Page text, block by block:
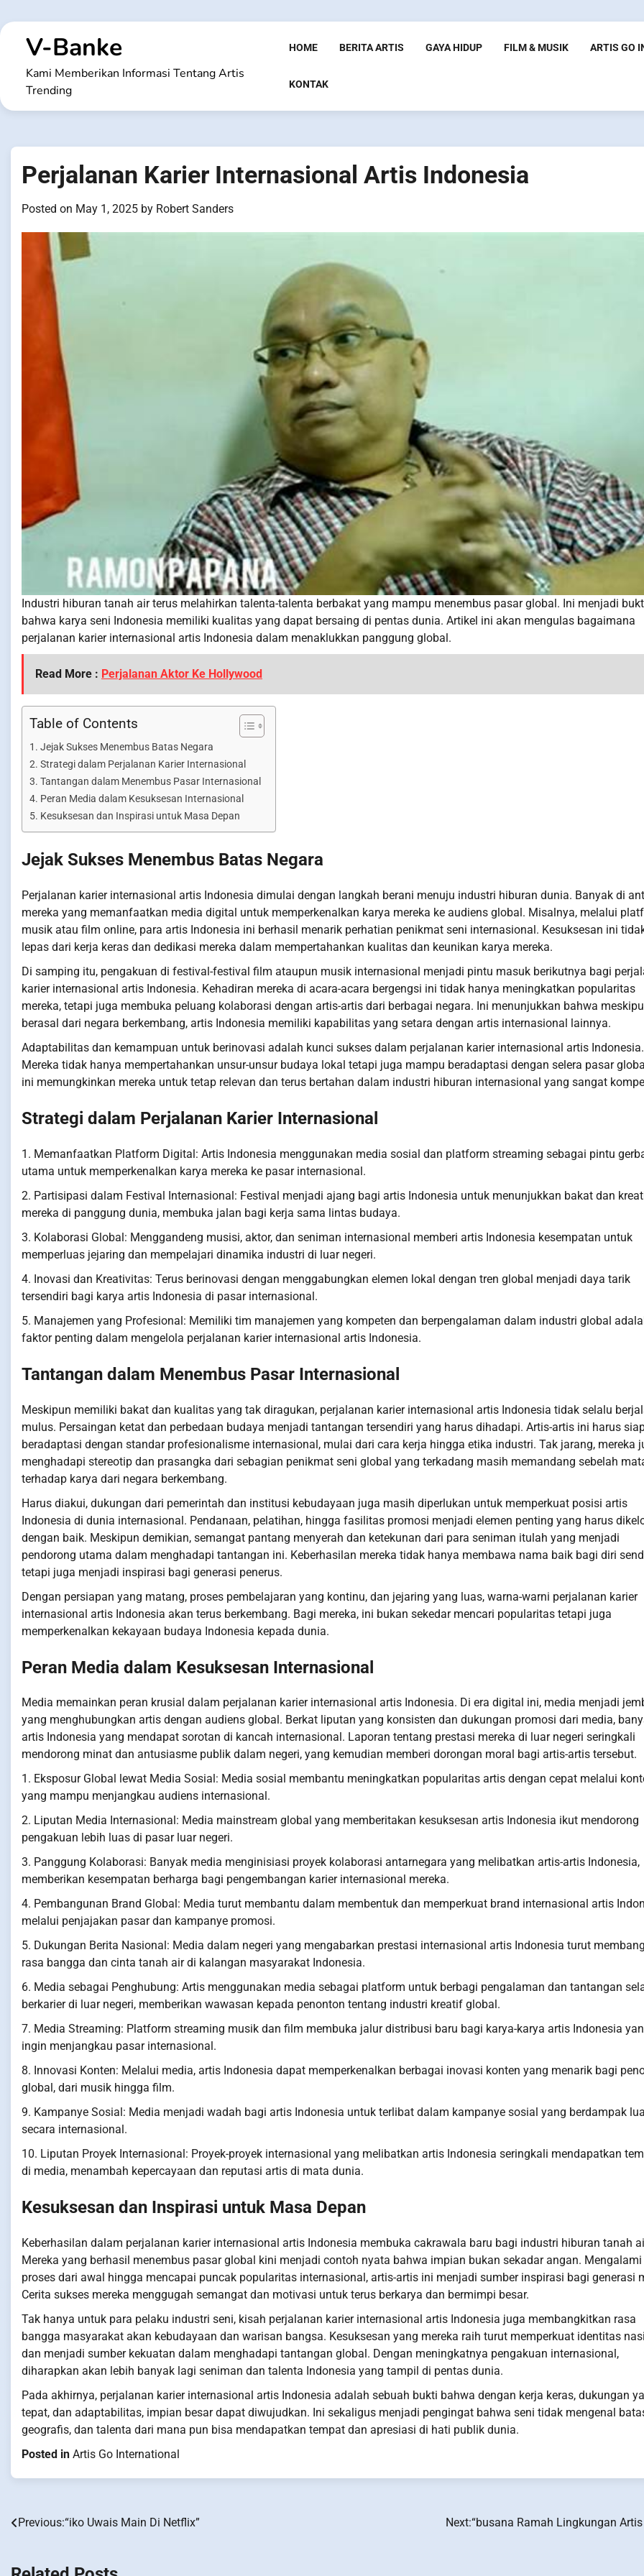
to
contentV-Banke
Kami Memberikan Informasi Tentang Artis
Trending
HOME BERITA ARTIS GAYA HIDUP FILM & MUSIK ARTIS GO
KONTAK
Perjalanan Karier Internasional Artis Indonesia
Posted on May 1, 2025 by Robert Sanders
Industri hiburan tanah air terus melahirkan talenta-talenta berbakat yang mampu menembus pasar global. Ini menjadi
bahwa karya seni Indonesia memiliki kualitas yang dapat bersaing di pentas dunia. Artikel ini akan mengulas bagaimana
perjalanan karier internasional artis Indonesia dalam menaklukkan panggung global.
Read More : Perjalanan Aktor Ke Hollywood
Table of Contents
Jejak Sukses Menembus Batas Negara
Strategi dalam Perjalanan Karier Internasional
Tantangan dalam Menembus Pasar Internasional
Peran Media dalam Kesuksesan Internasional
Kesuksesan dan Inspirasi untuk Masa Depan
Jejak Sukses Menembus Batas Negara
Perjalanan karier internasional artis Indonesia dimulai dengan langkah berani menuju industri hiburan dunia. Banyak di
mereka yang memanfaatkan media digital untuk memperkenalkan karya mereka ke audiens global. Misalnya, melalui
musik atau film online, para artis Indonesia ini berhasil menarik perhatian penikmat seni internasional. Kesuksesan ini
lepas dari kerja keras dan dedikasi mereka dalam mempertahankan kualitas dan keunikan karya mereka.
Di samping itu, pengakuan di festival-festival film ataupun musik internasional menjadi pintu masuk berikutnya bagi
karier internasional artis Indonesia. Kehadiran mereka di acara-acara bergengsi ini tidak hanya meningkatkan popularitas
mereka, tetapi juga membuka peluang kolaborasi dengan artis-artis dari berbagai negara. Ini menunjukkan bahwa
berasal dari negara berkembang, artis Indonesia memiliki kapabilitas yang setara dengan artis internasional lainnya.
Adaptabilitas dan kemampuan untuk berinovasi adalah kunci sukses dalam perjalanan karier internasional artis Indonesia.
Mereka tidak hanya mempertahankan unsur-unsur budaya lokal tetapi juga mampu beradaptasi dengan selera pasar
ini memungkinkan mereka untuk tetap relevan dan terus bertahan dalam industri hiburan internasional yang sangat
Strategi dalam Perjalanan Karier Internasional
1. Memanfaatkan Platform Digital: Artis Indonesia menggunakan media sosial dan platform streaming sebagai pintu
utama untuk memperkenalkan karya mereka ke pasar internasional.
2. Partisipasi dalam Festival Internasional: Festival menjadi ajang bagi artis Indonesia untuk menunjukkan bakat dan
mereka di panggung dunia, membuka jalan bagi kerja sama lintas budaya.
3. Kolaborasi Global: Menggandeng musisi, aktor, dan seniman internasional memberi artis Indonesia kesempatan untuk
memperluas jejaring dan mempelajari dinamika industri di luar negeri.
4. Inovasi dan Kreativitas: Terus berinovasi dengan menggabungkan elemen lokal dengan tren global menjadi daya tarik
tersendiri bagi karya artis Indonesia di pasar internasional.
5. Manajemen yang Profesional: Memiliki tim manajemen yang kompeten dan berpengalaman dalam industri global
faktor penting dalam mengelola perjalanan karier internasional artis Indonesia.
Tantangan dalam Menembus Pasar Internasional
Meskipun memiliki bakat dan kualitas yang tak diragukan, perjalanan karier internasional artis Indonesia tidak selalu
mulus. Persaingan ketat dan perbedaan budaya menjadi tantangan tersendiri yang harus dihadapi. Artis-artis ini harus
beradaptasi dengan standar profesionalisme internasional, mulai dari cara kerja hingga etika industri. Tak jarang, mereka
menghadapi stereotip dan prasangka dari sebagian penikmat seni global yang terkadang masih memandang sebelah
terhadap karya dari negara berkembang.
Harus diakui, dukungan dari pemerintah dan institusi kebudayaan juga masih diperlukan untuk memperkuat posisi artis
Indonesia di dunia internasional. Pendanaan, pelatihan, hingga fasilitas promosi menjadi elemen penting yang harus
dengan baik. Meskipun demikian, semangat pantang menyerah dan ketekunan dari para seniman itulah yang menjadi
pendorong utama dalam menghadapi tantangan ini. Keberhasilan mereka tidak hanya membawa nama baik bagi diri
tetapi juga menjadi inspirasi bagi generasi penerus.
Dengan persiapan yang matang, proses pembelajaran yang kontinu, dan jejaring yang luas, warna-warni perjalanan karier
internasional artis Indonesia akan terus berkembang. Bagi mereka, ini bukan sekedar mencari popularitas tetapi juga
memperkenalkan kekayaan budaya Indonesia kepada dunia.
Peran Media dalam Kesuksesan Internasional
Media memainkan peran krusial dalam perjalanan karier internasional artis Indonesia. Di era digital ini, media menjadi
yang menghubungkan artis dengan audiens global. Berkat liputan yang konsisten dan dukungan promosi dari media,
artis Indonesia yang mendapat sorotan di kancah internasional. Laporan tentang prestasi mereka di luar negeri seringkali
mendorong minat dan antusiasme publik dalam negeri, yang kemudian memberi dorongan moral bagi artis-artis tersebut.
1. Eksposur Global lewat Media Sosial: Media sosial membantu meningkatkan popularitas artis dengan cepat melalui
yang mampu menjangkau audiens internasional.
2. Liputan Media Internasional: Media mainstream global yang memberitakan kesuksesan artis Indonesia ikut mendorong
pengakuan lebih luas di pasar luar negeri.
3. Panggung Kolaborasi: Banyak media menginisiasi proyek kolaborasi antarnegara yang melibatkan artis-artis Indonesia,
memberikan kesempatan berharga bagi pengembangan karier internasional mereka.
4. Pembangunan Brand Global: Media turut membantu dalam membentuk dan memperkuat brand internasional artis
melalui penjajakan pasar dan kampanye promosi.
5. Dukungan Berita Nasional: Media dalam negeri yang mengabarkan prestasi internasional artis Indonesia turut
rasa bangga dan cinta tanah air di kalangan masyarakat Indonesia.
6. Media sebagai Penghubung: Artis menggunakan media sebagai platform untuk berbagi pengalaman dan tantangan
berkarier di luar negeri, memberikan wawasan kepada penonton tentang industri kreatif global.
7. Media Streaming: Platform streaming musik dan film membuka jalur distribusi baru bagi karya-karya artis Indonesia
ingin menjangkau pasar internasional.
8. Innovasi Konten: Melalui media, artis Indonesia dapat memperkenalkan berbagai inovasi konten yang menarik bagi
global, dari musik hingga film.
9. Kampanye Sosial: Media menjadi wadah bagi artis Indonesia untuk terlibat dalam kampanye sosial yang berdampak
secara internasional.
10. Liputan Proyek Internasional: Proyek-proyek internasional yang melibatkan artis Indonesia seringkali mendapatkan
di media, menambah kepercayaan dan reputasi artis di mata dunia.
Kesuksesan dan Inspirasi untuk Masa Depan
Keberhasilan dalam perjalanan karier internasional artis Indonesia membuka cakrawala baru bagi industri hiburan tanah
Mereka yang berhasil menembus pasar global kini menjadi contoh nyata bahwa impian bukan sekadar angan. Mengalami
proses dari awal hingga mencapai puncak popularitas internasional, artis-artis ini menjadi sumber inspirasi bagi generasi
Cerita sukses mereka menggugah semangat dan motivasi untuk terus berkarya dan bermimpi besar.
Tak hanya untuk para pelaku industri seni, kisah perjalanan karier internasional artis Indonesia juga membangkitkan rasa
bangga masyarakat akan kebudayaan dan warisan bangsa. Kesuksesan yang mereka raih turut memperkuat identitas
dan menjadi sumber kekuatan dalam menghadapi tantangan global. Dengan meningkatnya pengakuan internasional,
diharapkan akan lebih banyak lagi seniman dan talenta Indonesia yang tampil di pentas dunia.
Pada akhirnya, perjalanan karier internasional artis Indonesia adalah sebuah bukti bahwa dengan kerja keras, dukungan
tepat, dan adaptabilitas, impian besar dapat diwujudkan. Ini sekaligus menjadi pengingat bahwa seni tidak mengenal
geografis, dan talenta dari mana pun bisa mendapatkan tempat dan apresiasi di hati publik dunia.
Posted in Artis Go International
Post
Previous:“iko Uwais Main Di Netflix” Next:“busana Ramah Lingkungan Artis